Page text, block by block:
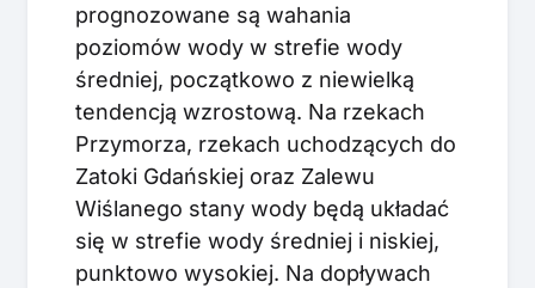
prognozowane są wahania
poziomów wody w strefie wody
średniej, początkowo z niewielką
tendencją wzrostową. Na rzekach
Przymorza, rzekach uchodzących do
Zatoki Gdańskiej oraz Zalewu
Wiślanego stany wody będą układać
się w strefie wody średniej i niskiej,
punktowo wysokiej. Na dopływach